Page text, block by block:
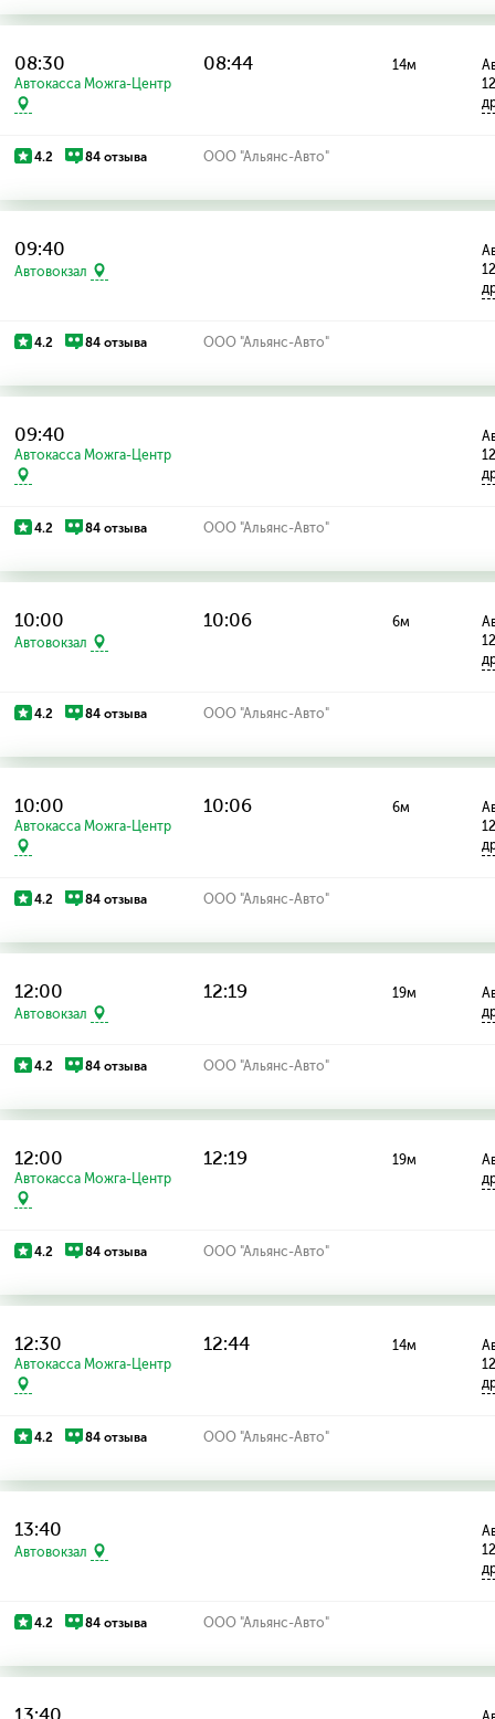
08:30
Автокасса Можга-Центр
08:44 14м
4.2 84 отзыва ООО "Альянс-Авто"
09:40
Автовокзал
4.2 84 отзыва ООО "Альянс-Авто"
09:40
Автокасса Можга-Центр
4.2 84 отзыва ООО "Альянс-Авто"
10:00
Автовокзал
10:06 6м
4.2 84 отзыва ООО "Альянс-Авто"
10:00
Автокасса Можга-Центр
10:06 6м
4.2 84 отзыва ООО "Альянс-Авто"
12:00
Автовокзал
12:19 19м
4.2 84 отзыва ООО "Альянс-Авто"
12:00
Автокасса Можга-Центр
12:19 19м
4.2 84 отзыва ООО "Альянс-Авто"
12:30
Автокасса Можга-Центр
12:44 14м
4.2 84 отзыва ООО "Альянс-Авто"
13:40
Автовокзал
4.2 84 отзыва ООО "Альянс-Авто"